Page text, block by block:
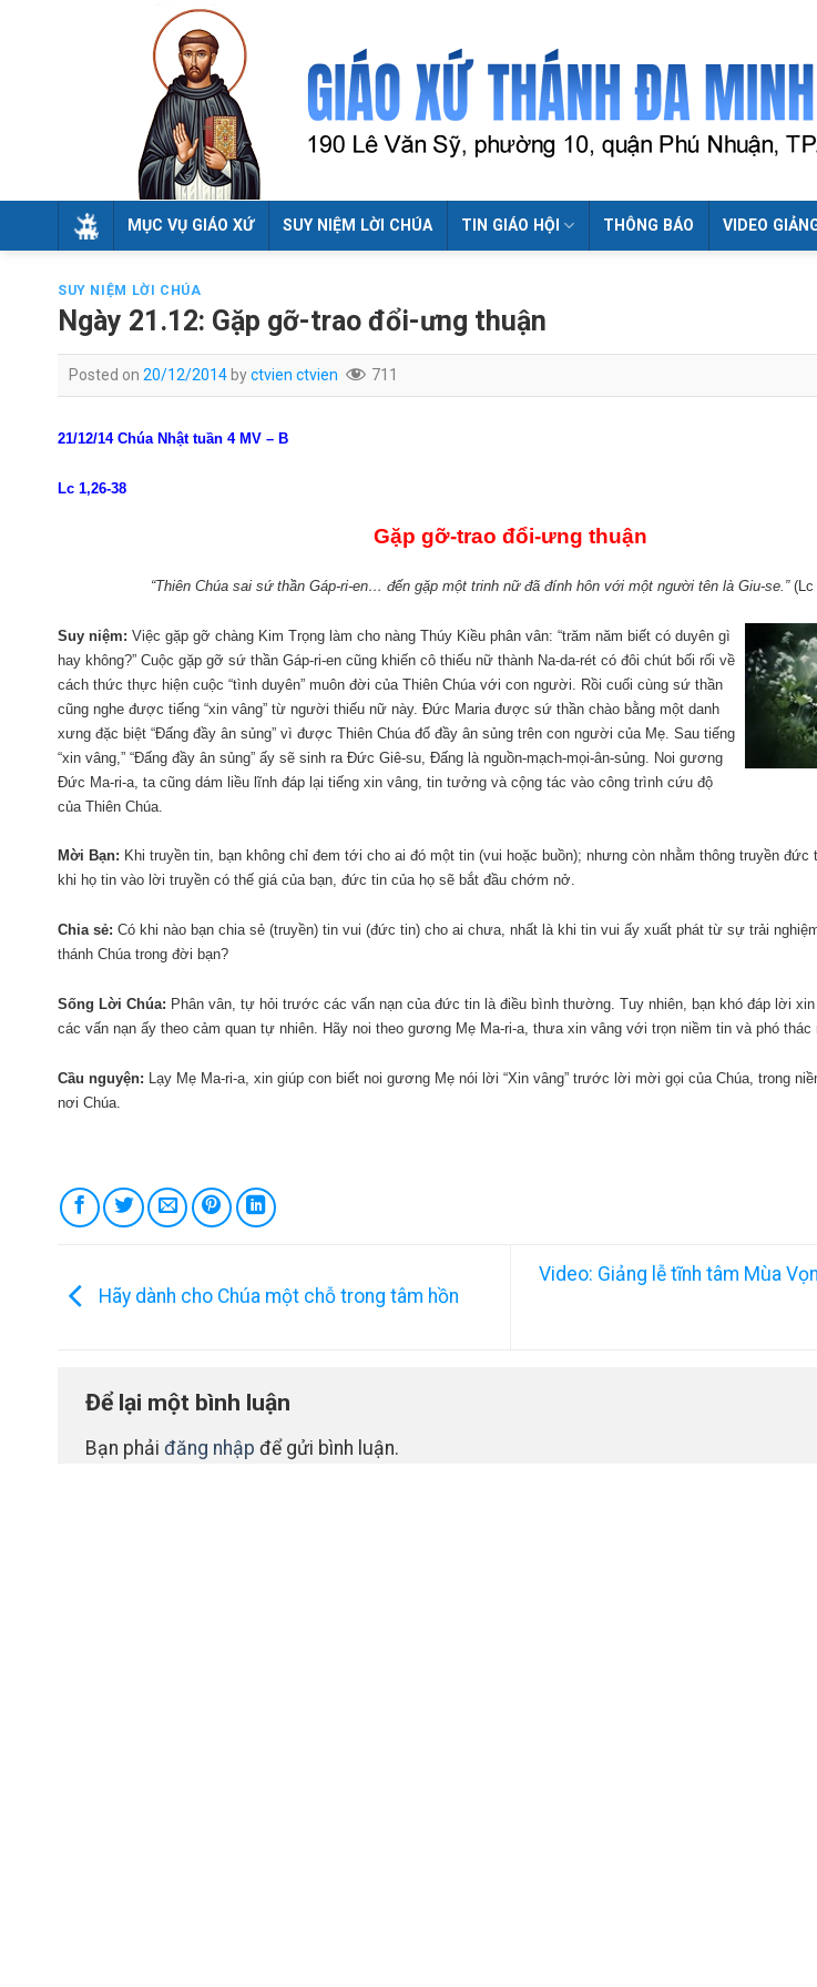
MỤC VỤ GIÁO XỨ SUY NIỆM LỜI CHÚA TIN GIÁO HỘI THÔNG BÁO VIDEO
SUY NIỆM LỜI CHÚA
Ngày 21.12: Gặp gỡ-trao đổi-ưng thuận
Posted on 20/12/2014 byctvien ctvien 711
21/12/14 Chúa Nhật tuần 4 MV – B
Lc 1,26-38
Gặp gỡ-trao đổi-ưng thuận
“Thiên Chúa sai sứ thần Gáp-ri-en… đến gặp một trinh nữ đã đính hôn với một người tên là Giu-se.”(Lc
Suy niệm: Việc gặp gỡ chàng Kim Trọng làm cho nàng Thúy Kiều phân vân: “trăm năm biết có duyên gì
hay không?” Cuộc gặp gỡ sứ thần Gáp-ri-en cũng khiến cô thiếu nữ thành Na-da-rét có đôi chút bối rối về
cách thức thực hiện cuộc “tình duyên” muôn đời của Thiên Chúa với con người. Rồi cuối cùng sứ thần
cũng nghe được tiếng “xin vâng” từ người thiếu nữ này. Đức Maria được sứ thần chào bằng một danh
xưng đặc biệt “Đấng đầy ân sủng” vì được Thiên Chúa đổ đầy ân sủng trên con người của Mẹ. Sau tiếng
“xin vâng,” “Đấng đầy ân sủng” ấy sẽ sinh ra Đức Giê-su, Đấng là nguồn-mạch-mọi-ân-sủng. Noi gương
Đức Ma-ri-a, ta cũng dám liều lĩnh đáp lại tiếng xin vâng, tin tưởng và cộng tác vào công trình cứu độ
của Thiên Chúa.
Mời Bạn: Khi truyền tin, bạn không chỉ đem tới cho ai đó một tin (vui hoặc buồn); nhưng còn nhằm thông truyền
khi họ tin vào lời truyền có thế giá của bạn, đức tin của họ sẽ bắt đầu chớm nở.
Chia sẻ: Có khi nào bạn chia sẻ (truyền) tin vui (đức tin) cho ai chưa, nhất là khi tin vui ấy xuất phát từ sự trải
thánh Chúa trong đời bạn?
Sống Lời Chúa: Phân vân, tự hỏi trước các vấn nạn của đức tin là điều bình thường. Tuy nhiên, bạn khó đáp lời
các vấn nạn ấy theo cảm quan tự nhiên. Hãy noi theo gương Mẹ Ma-ri-a, thưa xin vâng với trọn niềm tin và phó thác
Cầu nguyện: Lạy Mẹ Ma-ri-a, xin giúp con biết noi gương Mẹ nói lời “Xin vâng” trước lời mời gọi của Chúa, trong
nơi Chúa.
Hãy dành cho Chúa một chỗ trong tâm hồn
Video: Giảng lễ tĩnh tâm Mùa
Để lại một bình luận
Bạn phải đăng nhập để gửi bình luận.